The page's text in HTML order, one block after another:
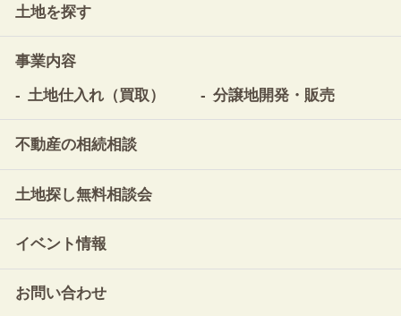
土地を探す
事業内容
土地仕入れ（買取）
分譲地開発・販売
不動産の相続相談
土地探し無料相談会
イベント情報
お問い合わせ